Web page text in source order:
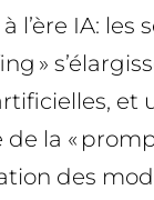
l’ère IA: les
»
et
la «
des